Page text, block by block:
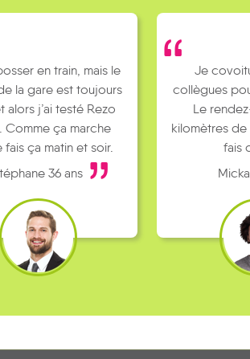
Je covoiture avec des
collègues pour aller au boulot.
Le rendez-vous est à 5
kilomètres de chez moi alors je
fais du stop.
Mickael 36 ans